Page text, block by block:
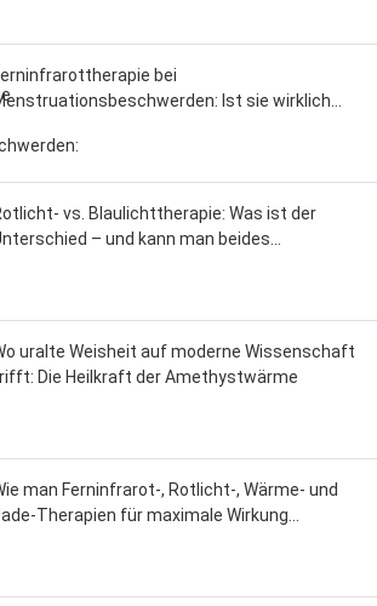
bei
Ist sie wirklich
vs. Blaulichttherapie: Was ist der
– und kann man beides
uralte Weisheit auf moderne Wissenschaft
Die Heilkraft der Amethystwärme
man Ferninfrarot-, Rotlicht-, Wärme- und
Therapien für maximale Wirkung